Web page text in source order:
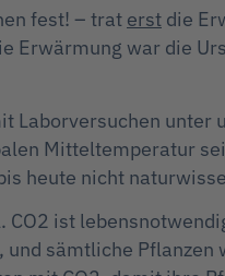
fest! – trat erst die
Erwärmung war die
Laborversuchen unter
Mitteltemperatur
heute nicht
ist
sämtliche Pflanzen